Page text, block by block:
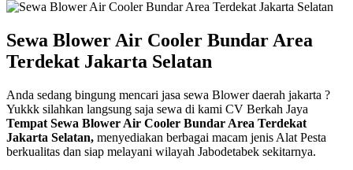
Sewa Blower Air Cooler Bundar Area
Terdekat Jakarta Selatan
Anda sedang bingung mencari jasa sewa Blower daerah jakarta ?
Yukkk silahkan langsung saja sewa di kami CV Berkah Jaya
Tempat Sewa Blower Air Cooler Bundar Area Terdekat
Jakarta Selatan, menyediakan berbagai macam jenis Alat Pesta
berkualitas dan siap melayani wilayah Jabodetabek sekitarnya.